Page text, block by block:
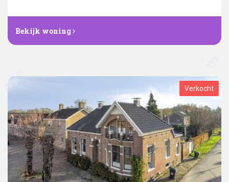
Bekijk woning
Verkocht